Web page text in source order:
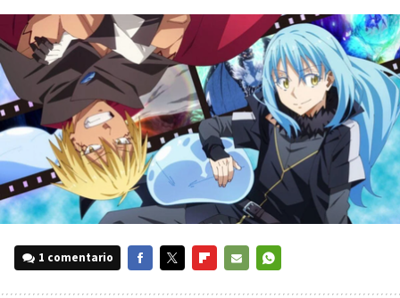
1 comentario